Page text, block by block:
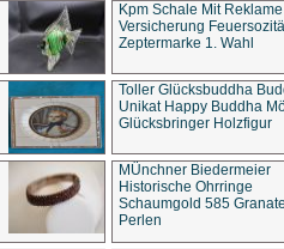
Kpm Schale Mit Reklame
Versicherung
Zeptermarke 1. Wahl
Toller Glücksbuddha
Unikat Happy Buddha
Glücksbringer Holzfigur
MÜnchner Biedermeier
Historische Ohrringe
Schaumgold 585
Perlen